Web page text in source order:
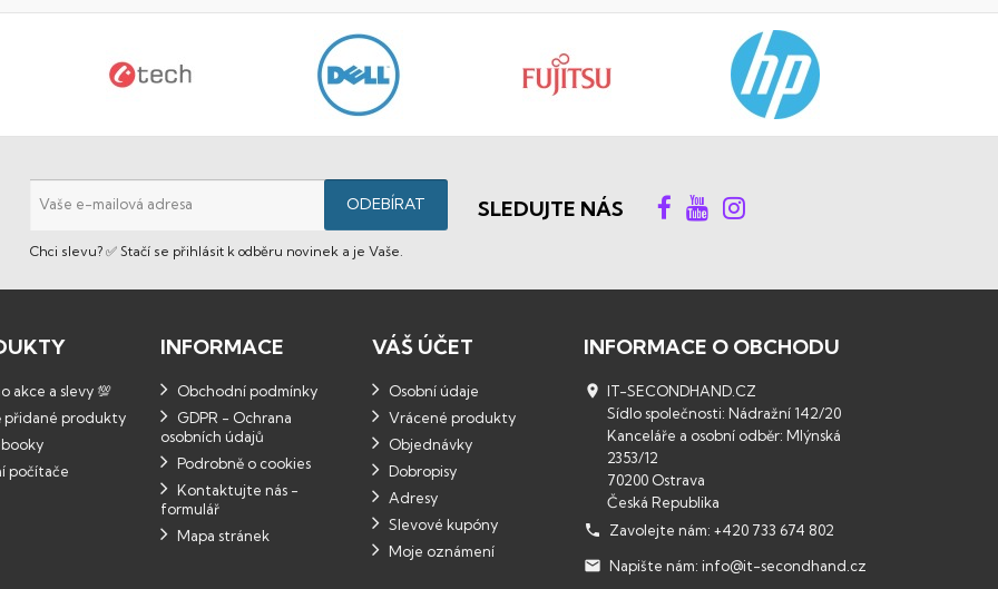
Chci slevu? ✅ Stačí se přihlásit k odběru novinek a je Vaše.
SLEDUJTE NÁS
akce a slevy 💯
přidané produkty
počítače
INFORMACE
Obchodní podmínky
GDPR - Ochrana
osobních údajů
Podrobně o cookies
Kontaktujte nás -
formulář
Mapa stránek
VÁŠ ÚČET
Osobní údaje
Vrácené produkty
Objednávky
Dobropisy
Adresy
Slevové kupóny
Moje oznámení
INFORMACE O OBCHODU
 IT-SECONDHAND.CZ
Sídlo společnosti: Nádražní 142/20
Kanceláře a osobní odběr: Mlýnská
2353/12
70200 Ostrava
Česká Republika

Zavolejte nám: +420 733 674 802
 Napište nám: info@it-secondhand.cz